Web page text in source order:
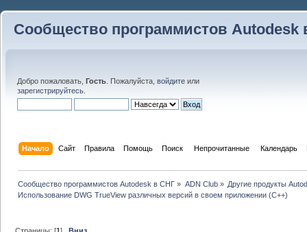
Сообщество программистов Autodesk
Добро пожаловать, Гость . Пожалуйста, войдите или
зарегистрируйтесь
Начало Сайт Правила Помощь Поиск Непрочитанные Календарь
Сообщество программистов Autodesk в СНГ » ADN Club» Другие продукты
Использование DWG TrueView различных версий в своем приложении (С++)
Страницы: [1]Вниз